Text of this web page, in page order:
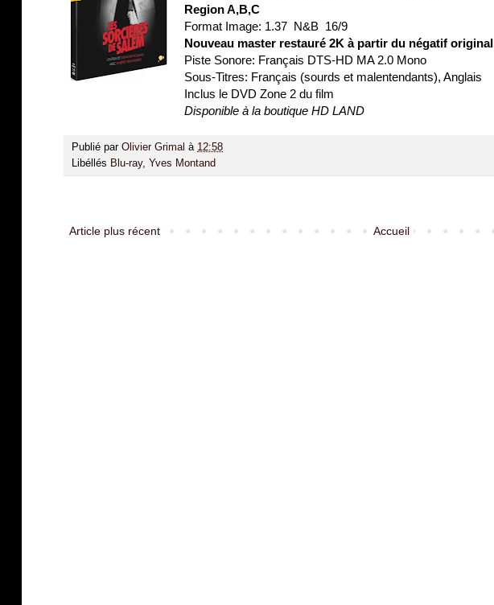
Region A,B,C
Format Image: 1.37 N&B 16/9
Nouveau master restauré 2K à partir du négatif original
Piste Sonore: Français DTS-HD MA 2.0 Mono
Sous-Titres: Français (sourds et malentendants), Anglais
Inclus le DVD Zone 2 du film
Disponible à la boutique HD LAND
Publié par Olivier Grimal à 12:58
Libéllés Blu-ray, Yves Montand
Article plus récent Accueil